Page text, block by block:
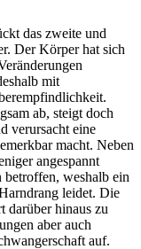
das zweite und
Der Körper hat sich
mit
ab, steigt doch
verursacht eine
macht. Neben
angespannt
betroffen, weshalb ein
leidet. Die
darüber hinaus zu
aber auch
auf.